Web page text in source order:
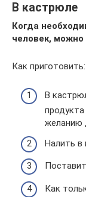
В кастрюле
Когда
человек,
Как приготовить:
В
желанию
Налить в
Как